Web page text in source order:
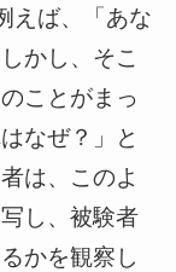
えば、「あな
かし、そこ
ことがまっ
なぜ？」と
は、このよ
し、被験者
かを観察し